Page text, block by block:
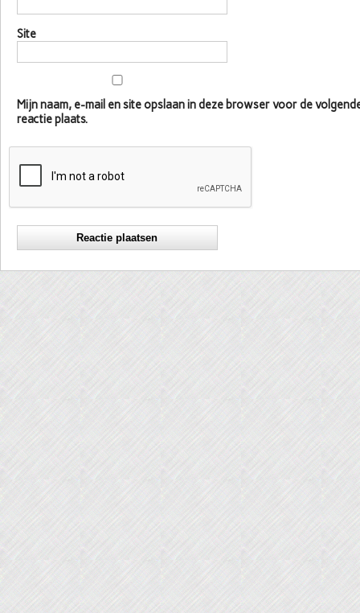
Site
Mijn naam, e-mail en site opslaan in deze browser voor de
reactie plaats.